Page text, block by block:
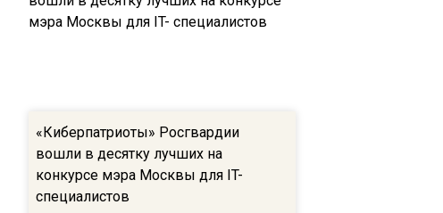
«Киберпатриоты» Росгвардии
вошли в десятку лучших на
конкурсе мэра Москвы для IT-
специалистов